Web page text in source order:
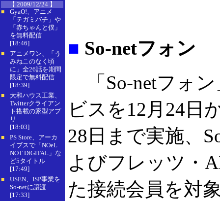
【 2009/12/24 】
■
GyaO!、アニメ
「テガミバチ」や
「赤ちゃんと僕」
を無料配信
[18:46]
■
アニメワン、「う
みねこのなく頃
に」全26話を期間
限定で無料配信
[18:39]
■
大和ハウス工業、
Twitterクライアン
ト搭載の家型アプ
リ
[18:03]
■
PS Store、アーカ
イブスで「NOeL
NOT DiGITAL」な
ど5タイトル
[17:49]
■
USEN、ISP事業を
So-netに譲渡
[17:33]
■ So-netフォン
「So-netフォ
ビスを12月24日
28日まで実施、
よびフレッツ・
た接続会員を対